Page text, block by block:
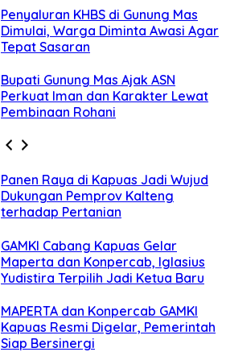
Penyaluran KHBS di Gunung Mas
Dimulai, Warga Diminta Awasi Agar
Tepat Sasaran
Bupati Gunung Mas Ajak ASN
Perkuat Iman dan Karakter Lewat
Pembinaan Rohani
Panen Raya di Kapuas Jadi Wujud
Dukungan Pemprov Kalteng
terhadap Pertanian
GAMKI Cabang Kapuas Gelar
Maperta dan Konpercab, Iglasius
Yudistira Terpilih Jadi Ketua Baru
MAPERTA dan Konpercab GAMKI
Kapuas Resmi Digelar, Pemerintah
Siap Bersinergi